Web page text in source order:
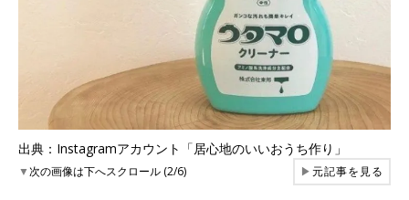
出典：Instagramアカウント「居心地のいいおうち作り」
▼次の画像は下へスクロール (2/6) ▶元記事を見る